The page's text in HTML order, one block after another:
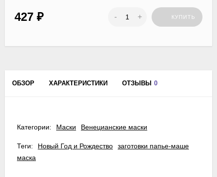
427 ₽ - + КУПИТЬ
ОБЗОР ХАРАКТЕРИСТИКИ ОТЗЫВЫ 0
Категории: Маски Венецианские маски
Теги: Новый Год и Рождество
заготовки папье-маше
маска